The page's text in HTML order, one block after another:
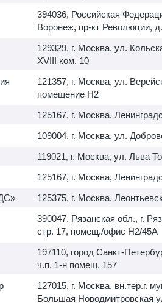
394036, Российская
Воронеж, пр-кт Революции,
129329, г. Москва, ул.
XVIII ком. 10
121357, г. Москва, ул.
помещение H2
125167, г. Москва,
109004, г. Москва, ул.
119021, г. Москва, ул. Льва
125167, г. Москва,
125375, г. Москва,
390047, Рязанская обл., г.
стр. 17, помещ./офис H2/45A
197110, город Санкт-
ч.п. 1-н помещ. 157
127015, г. Москва, вн.тер.г.
Большая Новодмитровская